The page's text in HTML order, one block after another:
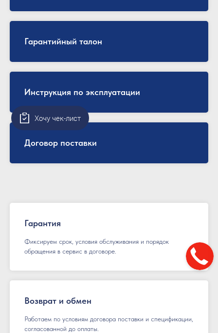
Гарантийный талон
Инструкция по эксплуатации
Договор поставки
Гарантия
Фиксируем срок, условия обслуживания и порядок
обращения в сервис в договоре.
Возврат и обмен
Работаем по условиям договора поставки и спецификации,
согласованной до оплаты.
Хочу чек-лист